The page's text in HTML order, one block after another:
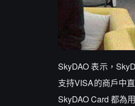
SkyDAO 表示，
支持VISA的商戶中
SkyDAO Card 都為